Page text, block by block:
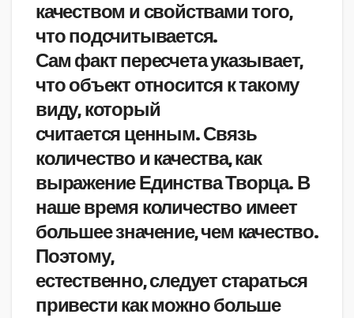
качеством и свойствами того,
что подсчитывается.
Сам факт пересчета указывает,
что объект относится к такому
виду, который
считается ценным. Связь
количество и качества, как
выражение Единства Творца. В
наше время количество имеет
большее значение, чем качество.
Поэтому,
естественно, следует стараться
привести как можно больше